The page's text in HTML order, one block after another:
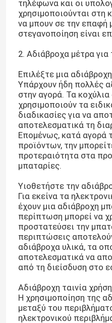
τηλέφωνα και οι
χρησιμοποιούνται στη
να μπουν σε την επαφή
στεγανοποίηση είναι
2. Αδιάβροχα μέτρα για
Επιλέξτε μια
Υπάρχουν ήδη πολλές
στην αγορά. Τα
χρησιμοποιούν τα
διαδικασίες για να
αποτελεσματικά τη
Επομένως, κατά αγορά
προϊόντων, την
προτεραιότητα στα
μπαταρίες.
Υιοθετήστε την
Για εκείνα τα
έχουν μια αδιάβροχη
περίπτωση μπορεί να
προστατεύσει την
περιπτώσεις
αδιάβροχα υλικά, τα
αποτελεσματικά να
από τη διείσδυση στο
Αδιάβροχη ταινία
Η χρησιμοποίηση της
μεταξύ του
ηλεκτρονικού